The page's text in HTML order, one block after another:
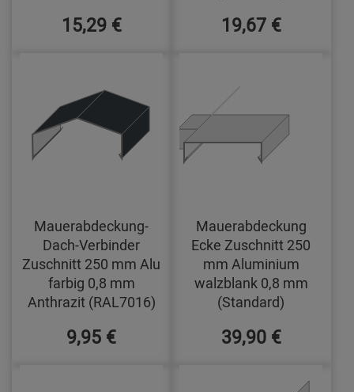
15,29 € 19,67 €
Mauerabdeckung-
Dach-Verbinder
Zuschnitt 250 mm Alu
farbig 0,8 mm
Anthrazit (RAL7016)
9,95 €
Mauerabdeckung
Ecke Zuschnitt 250
mm Aluminium
walzblank 0,8 mm
(Standard)
39,90 €